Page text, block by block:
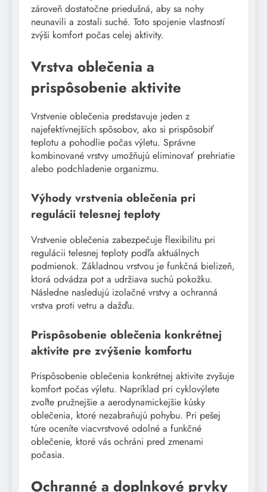
zároveň dostatočne priedušná, aby sa nohy
neunavili a zostali suché. Toto spojenie vlastností
zvýši komfort počas celej aktivity.
Vrstva oblečenia a
prispôsobenie aktivite
Vrstvenie oblečenia predstavuje jeden z
najefektívnejších spôsobov, ako si prispôsobiť
teplotu a pohodlie počas výletu. Správne
kombinované vrstvy umožňujú eliminovať prehriatie
alebo podchladenie organizmu.
Výhody vrstvenia oblečenia pri
regulácii telesnej teploty
Vrstvenie oblečenia zabezpečuje flexibilitu pri
regulácii telesnej teploty podľa aktuálnych
podmienok. Základnou vrstvou je funkčná bielizeň,
ktorá odvádza pot a udržiava suchú pokožku.
Následne nasledujú izolačné vrstvy a ochranná
vrstva proti vetru a dažďu.
Prispôsobenie oblečenia konkrétnej
aktivite pre zvýšenie komfortu
Prispôsobenie oblečenia konkrétnej aktivite zvyšuje
komfort počas výletu. Napríklad pri cyklovýlete
zvoľte pružnejšie a aerodynamickejšie kúsky
oblečenia, ktoré nezabraňujú pohybu. Pri pešej
túre oceníte viacvrstvové odolné a funkčné
oblečenie, ktoré vás ochráni pred zmenami
počasia.
Ochranné a doplnkové prvky